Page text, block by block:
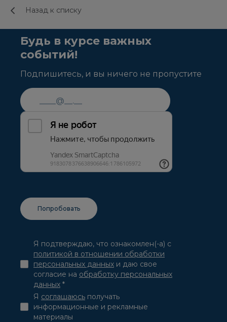
Назад к списку
Будь в курсе важных
событий!
Подпишитесь, и вы ничего не пропустите
Я подтверждаю, что ознакомлен(-а) с
политикой в отношении обработки
персональных данных и даю свое
согласие на обработку персональных
данных *
Я соглашаюсь получать
информационные и рекламные
материалы